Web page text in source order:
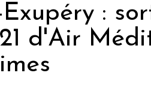
:
d'Air